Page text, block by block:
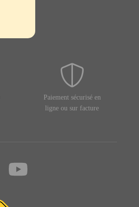
Paiement sécurisé en
ligne ou sur facture